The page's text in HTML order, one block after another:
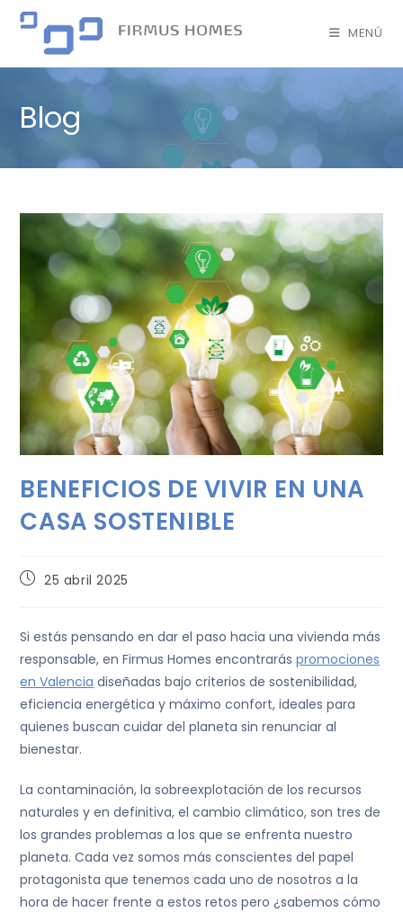
MENÚ
Blog
BENEFICIOS DE VIVIR EN UNA
CASA SOSTENIBLE
25 abril 2025
Si estás pensando en dar el paso hacia una vivienda más
responsable, en Firmus Homes encontraráspromociones
en Valencia diseñadas bajo criterios de sostenibilidad,
eficiencia energética y máximo confort, ideales para
quienes buscan cuidar del planeta sin renunciar al
bienestar.
La contaminación, la sobreexplotación de los recursos
naturales y en definitiva, el cambio climático, son tres de
los grandes problemas a los que se enfrenta nuestro
planeta. Cada vez somos más conscientes del papel
protagonista que tenemos cada uno de nosotros a la
hora de hacer frente a estos retos pero ¿sabemos cómo